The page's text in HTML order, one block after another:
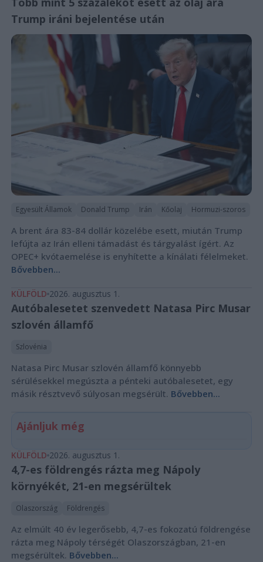
Trump iráni bejelentése után
Egyesült Államok Donald Trump Irán Kőolaj Hormuzi-szoros
A brent ára 83-84 dollár közelébe esett, miután Trump
lefújta az Irán elleni támadást és tárgyalást ígért. Az
OPEC+ kvótaemelése is enyhítette a kínálati félelmeket.
Bővebben...
KÜLFÖLD 2026. augusztus 1.
Autóbalesetet szenvedett Natasa Pirc Musar
szlovén államfő
Szlovénia
Natasa Pirc Musar szlovén államfő könnyebb
sérülésekkel megúszta a pénteki autóbalesetet, egy
másik résztvevő súlyosan megsérült. Bővebben...
Ajánljuk még
KÜLFÖLD 2026. augusztus 1.
4,7-es földrengés rázta meg Nápoly
környékét, 21-en megsérültek
Olaszország Földrengés
Az elmúlt 40 év legerősebb, 4,7-es fokozatú földrengése
rázta meg Nápoly térségét Olaszországban, 21-en
megsérültek. Bővebben...